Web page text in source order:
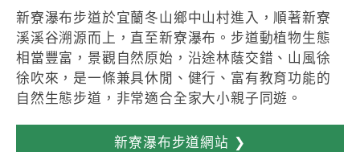
新寮瀑布步道於宜蘭冬山鄉中山村進入，順著新寮
溪溪谷溯源而上，直至新寮瀑布。步道動植物生態
相當豐富，景觀自然原始，沿途林蔭交錯、山風徐
徐吹來，是一條兼具休閒、健行、富有教育功能的
自然生態步道，非常適合全家大小親子同遊。
新寮瀑布步道網站